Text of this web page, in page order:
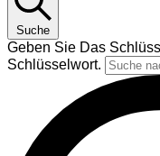
Suche
Geben Sie Das
Schlüsselwort.